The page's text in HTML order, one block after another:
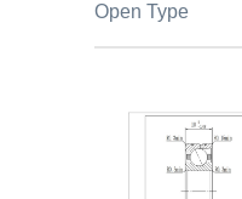
Open Type